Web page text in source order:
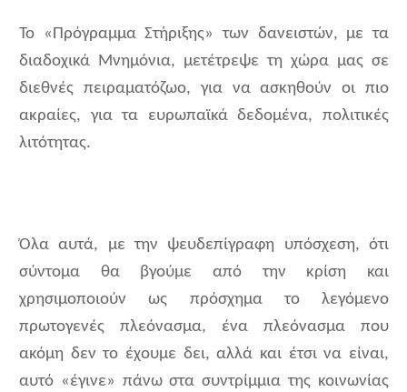
Το «Πρόγραμμα Στήριξης» των δανειστών, με τα
διαδοχικά Μνημόνια, μετέτρεψε τη χώρα μας σε
διεθνές πειραματόζωο, για να ασκηθούν οι πιο
ακραίες, για τα ευρωπαϊκά δεδομένα, πολιτικές
λιτότητας.
Όλα αυτά, με την ψευδεπίγραφη υπόσχεση, ότι
σύντομα θα βγούμε από την κρίση και
χρησιμοποιούν ως πρόσχημα το λεγόμενο
πρωτογενές πλεόνασμα, ένα πλεόνασμα που
ακόμη δεν το έχουμε δει, αλλά και έτσι να είναι,
αυτό «έγινε» πάνω στα συντρίμμια της κοινωνίας